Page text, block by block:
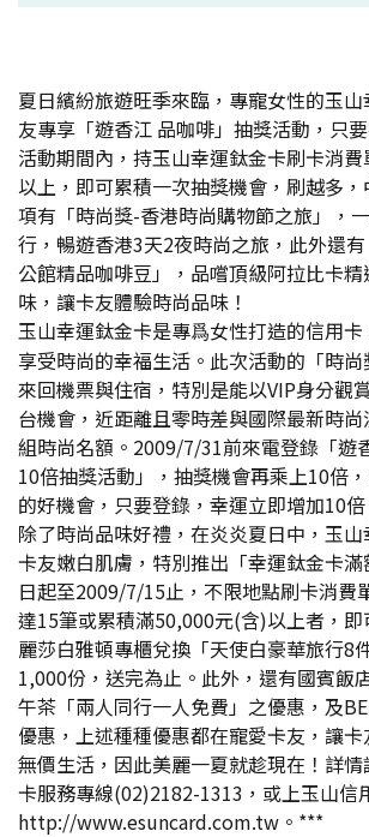
夏日繽紛旅遊旺季來臨，專寵女性的玉
友專享「遊香江 品咖啡」抽獎活動，只
活動期間內，持玉山幸運鈦金卡刷卡消
以上，即可累積一次抽獎機會，刷越多
項有「時尚獎-香港時尚購物節之旅」，
行，暢遊香港3天2夜時尚之旅，此外還
公館精品咖啡豆」，品嚐頂級阿拉比卡
味，讓卡友體驗時尚品味！
玉山幸運鈦金卡是專爲女性打造的信用
享受時尚的幸福生活。此次活動的「時
來回機票與住宿，特別是能以VIP身分觀
台機會，近距離且零時差與國際最新時
組時尚名額。2009/7/31前來電登錄「遊
10倍抽獎活動」，抽獎機會再乘上10倍
的好機會，只要登錄，幸運立即增加10倍
除了時尚品味好禮，在炎炎夏日中，玉
卡友嫩白肌膚，特別推出「幸運鈦金卡
日起至2009/7/15止，不限地點刷卡消費
達15筆或累積滿50,000元(含)以上者，
麗莎白雅頓專櫃兌換「天使白豪華旅行8
1,000份，送完為止。此外，還有國賓飯
午茶「兩人同行一人免費」之優惠，及
優惠，上述種種優惠都在寵愛卡友，讓
無價生活，因此美麗一夏就趁現在！詳
卡服務專線(02)2182-1313，或上玉山信
http://www.esuncard.com.tw。***